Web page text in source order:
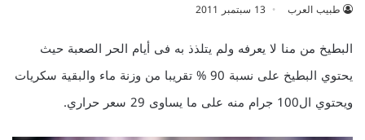
طبيب العرب 13 سبتمبر 2011
البطيخ من منا لا يعرفه ولم يتلذذ به فى أيام الحر الصعبة حيث
يحتوي البطيخ على نسبة 90 % تقريبا من وزنة ماء والبقية سكريات
ويحتوي ال100 جرام منه على ما يساوى 29 سعر حراري.